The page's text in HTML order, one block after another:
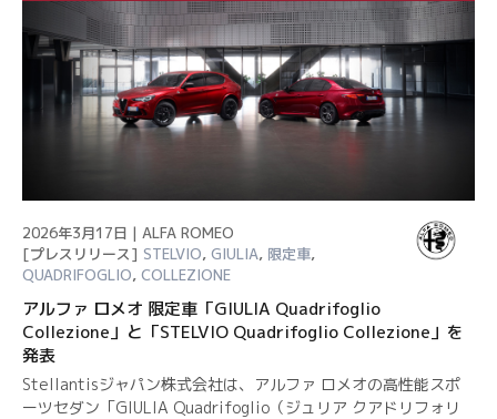
2026年3月17日 | ALFA ROMEO
[プレスリリース] STELVIO, GIULIA, 限定車,
QUADRIFOGLIO, COLLEZIONE
アルファ ロメオ 限定車「GIULIA Quadrifoglio
Collezione」と「STELVIO Quadrifoglio Collezione」を
発表
Stellantisジャパン株式会社は、アルファ ロメオの高性能スポ
ーツセダン「GIULIA Quadrifoglio（ジュリア クアドリフォリ